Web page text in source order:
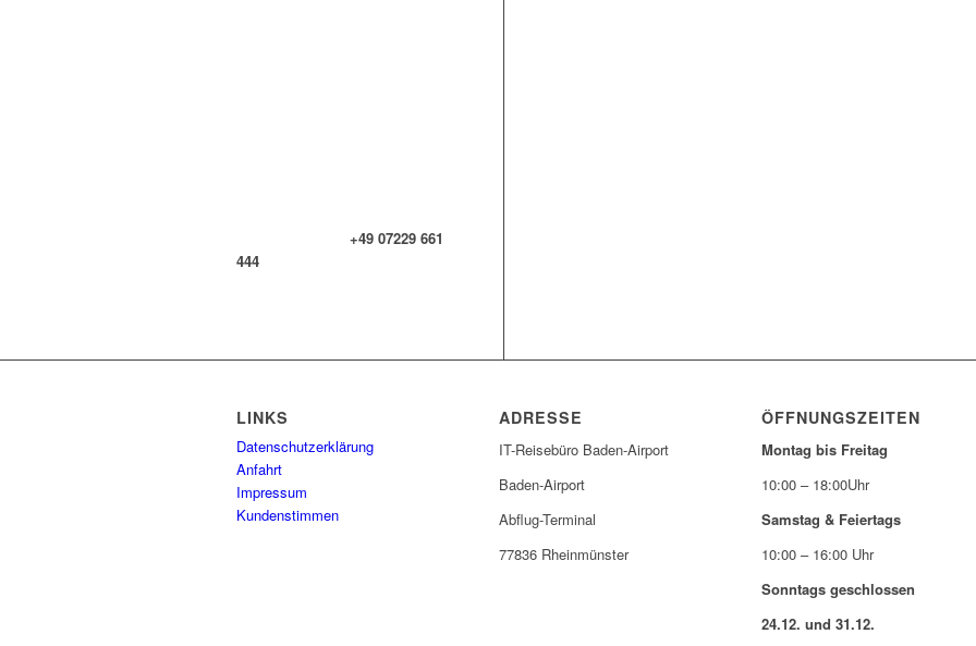
+49 07229 661
444
LINKS
Datenschutzerklärung
Anfahrt
Impressum
Kundenstimmen
ADRESSE
IT-Reisebüro Baden-Airport
Baden-Airport
Abflug-Terminal
77836 Rheinmünster
ÖFFNUNGSZEITEN
Montag bis Freitag
10:00 – 18:00Uhr
Samstag & Feiertags
10:00 – 16:00 Uhr
Sonntags geschlossen
24.12. und 31.12.